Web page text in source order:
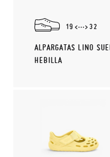
19 32
ALPARGATAS LINO
HEBILLA